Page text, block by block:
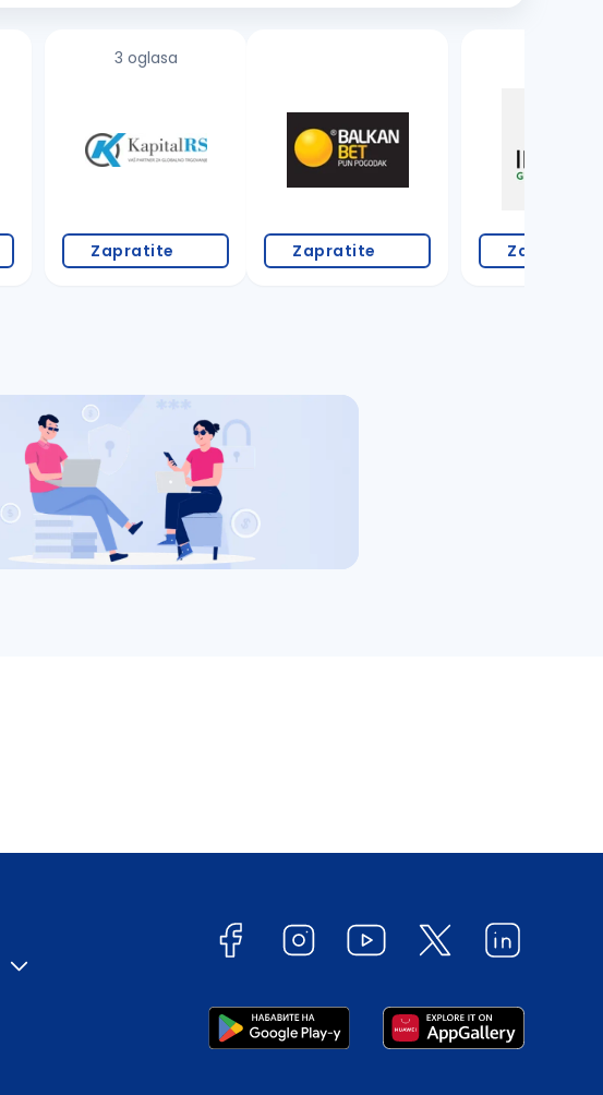
3 oglasa
Zapratite Zapratite Zapratite